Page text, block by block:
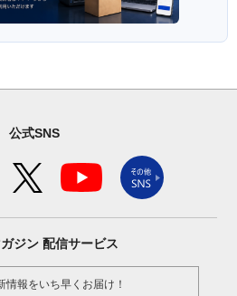
公式SNS
ジン 配信サービス
情報をいち早くお届け！